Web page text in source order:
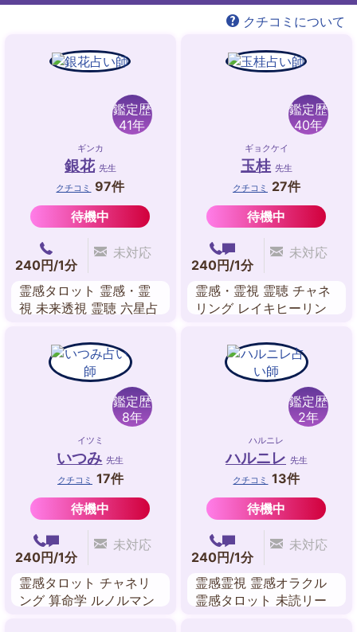
クチコミについて
鑑定歴
41年
ギンカ
銀花 先生
クチコミ
97件
待機中
240円/1分
未対応
霊感タロット 霊感・霊
視 未来透視 霊聴 六星占
鑑定歴
40年
ギョクケイ
玉桂 先生
クチコミ
27件
待機中
240円/1分
未対応
霊感・霊視 霊聴 チャネ
リング レイキヒーリン
過去世 自動書記 アニマ
ルコミュニケーション
鑑定歴
8年
イツミ
いつみ 先生
クチコミ 17件
待機中
240円/1分
未対応
霊感タロット チャネリ
ング 算命学 ルノルマン
鑑定歴
2年
ハルニレ
ハルニレ 先生
クチコミ
13件
待機中
240円/1分
未対応
霊感霊視 霊感オラクル
霊感タロット 未読リー